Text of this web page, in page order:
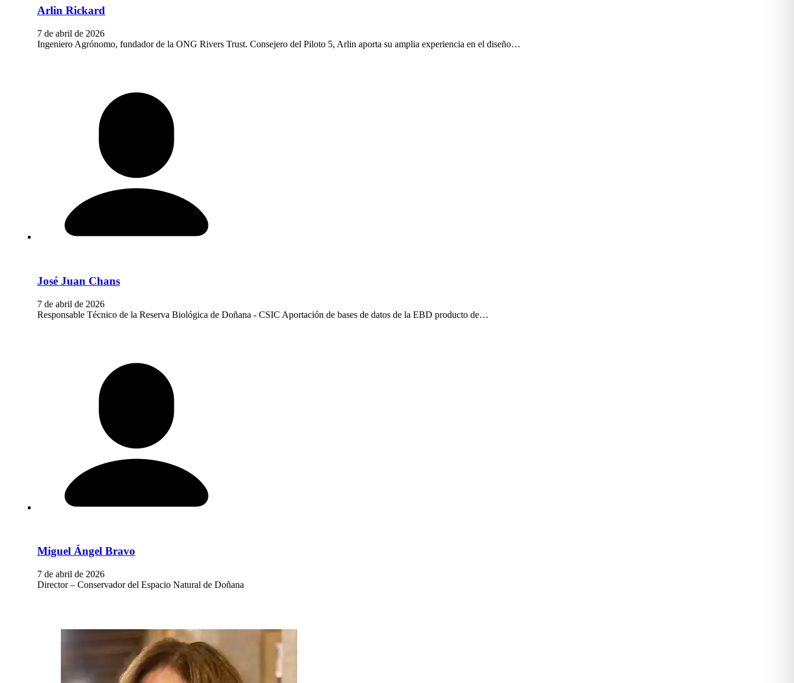
Arlin Rickard
7 de abril de 2026
Ingeniero Agrónomo, fundador de la ONG Rivers Trust. Consejero del Piloto 5, Arlin aporta su amplia experiencia en el diseño…
José Juan Chans
7 de abril de 2026
Responsable Técnico de la Reserva Biológica de Doñana - CSIC Aportación de bases de datos de la EBD producto de…
Miguel Ángel Bravo
7 de abril de 2026
Director – Conservador del Espacio Natural de Doñana